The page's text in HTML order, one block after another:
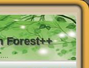
Forest++